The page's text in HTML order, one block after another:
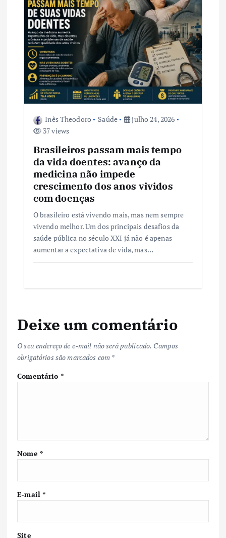
Inês Theodoro Saúde
julho 24, 2026
37 views
Brasileiros passam mais tempo
da vida doentes: avanço da
medicina não impede
crescimento dos anos vividos
com doenças
O brasileiro está vivendo mais, mas nem sempre
vivendo melhor. Um dos principais desafios da
saúde pública no século XXI já não é apenas
aumentar a expectativa de vida, mas…
Deixe um comentário
O seu endereço de e-mail não será publicado. Campos
obrigatórios são marcados com *
Comentário *
Nome *
E-mail*
Site